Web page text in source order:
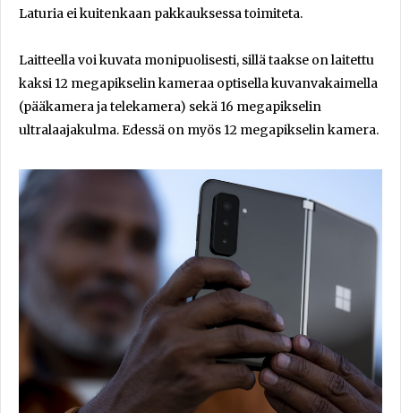
Laturia ei kuitenkaan pakkauksessa toimiteta.
Laitteella voi kuvata monipuolisesti, sillä taakse on laitettu
kaksi 12 megapikselin kameraa optisella kuvanvakaimella
(pääkamera ja telekamera) sekä 16 megapikselin
ultralaajakulma. Edessä on myös 12 megapikselin kamera.